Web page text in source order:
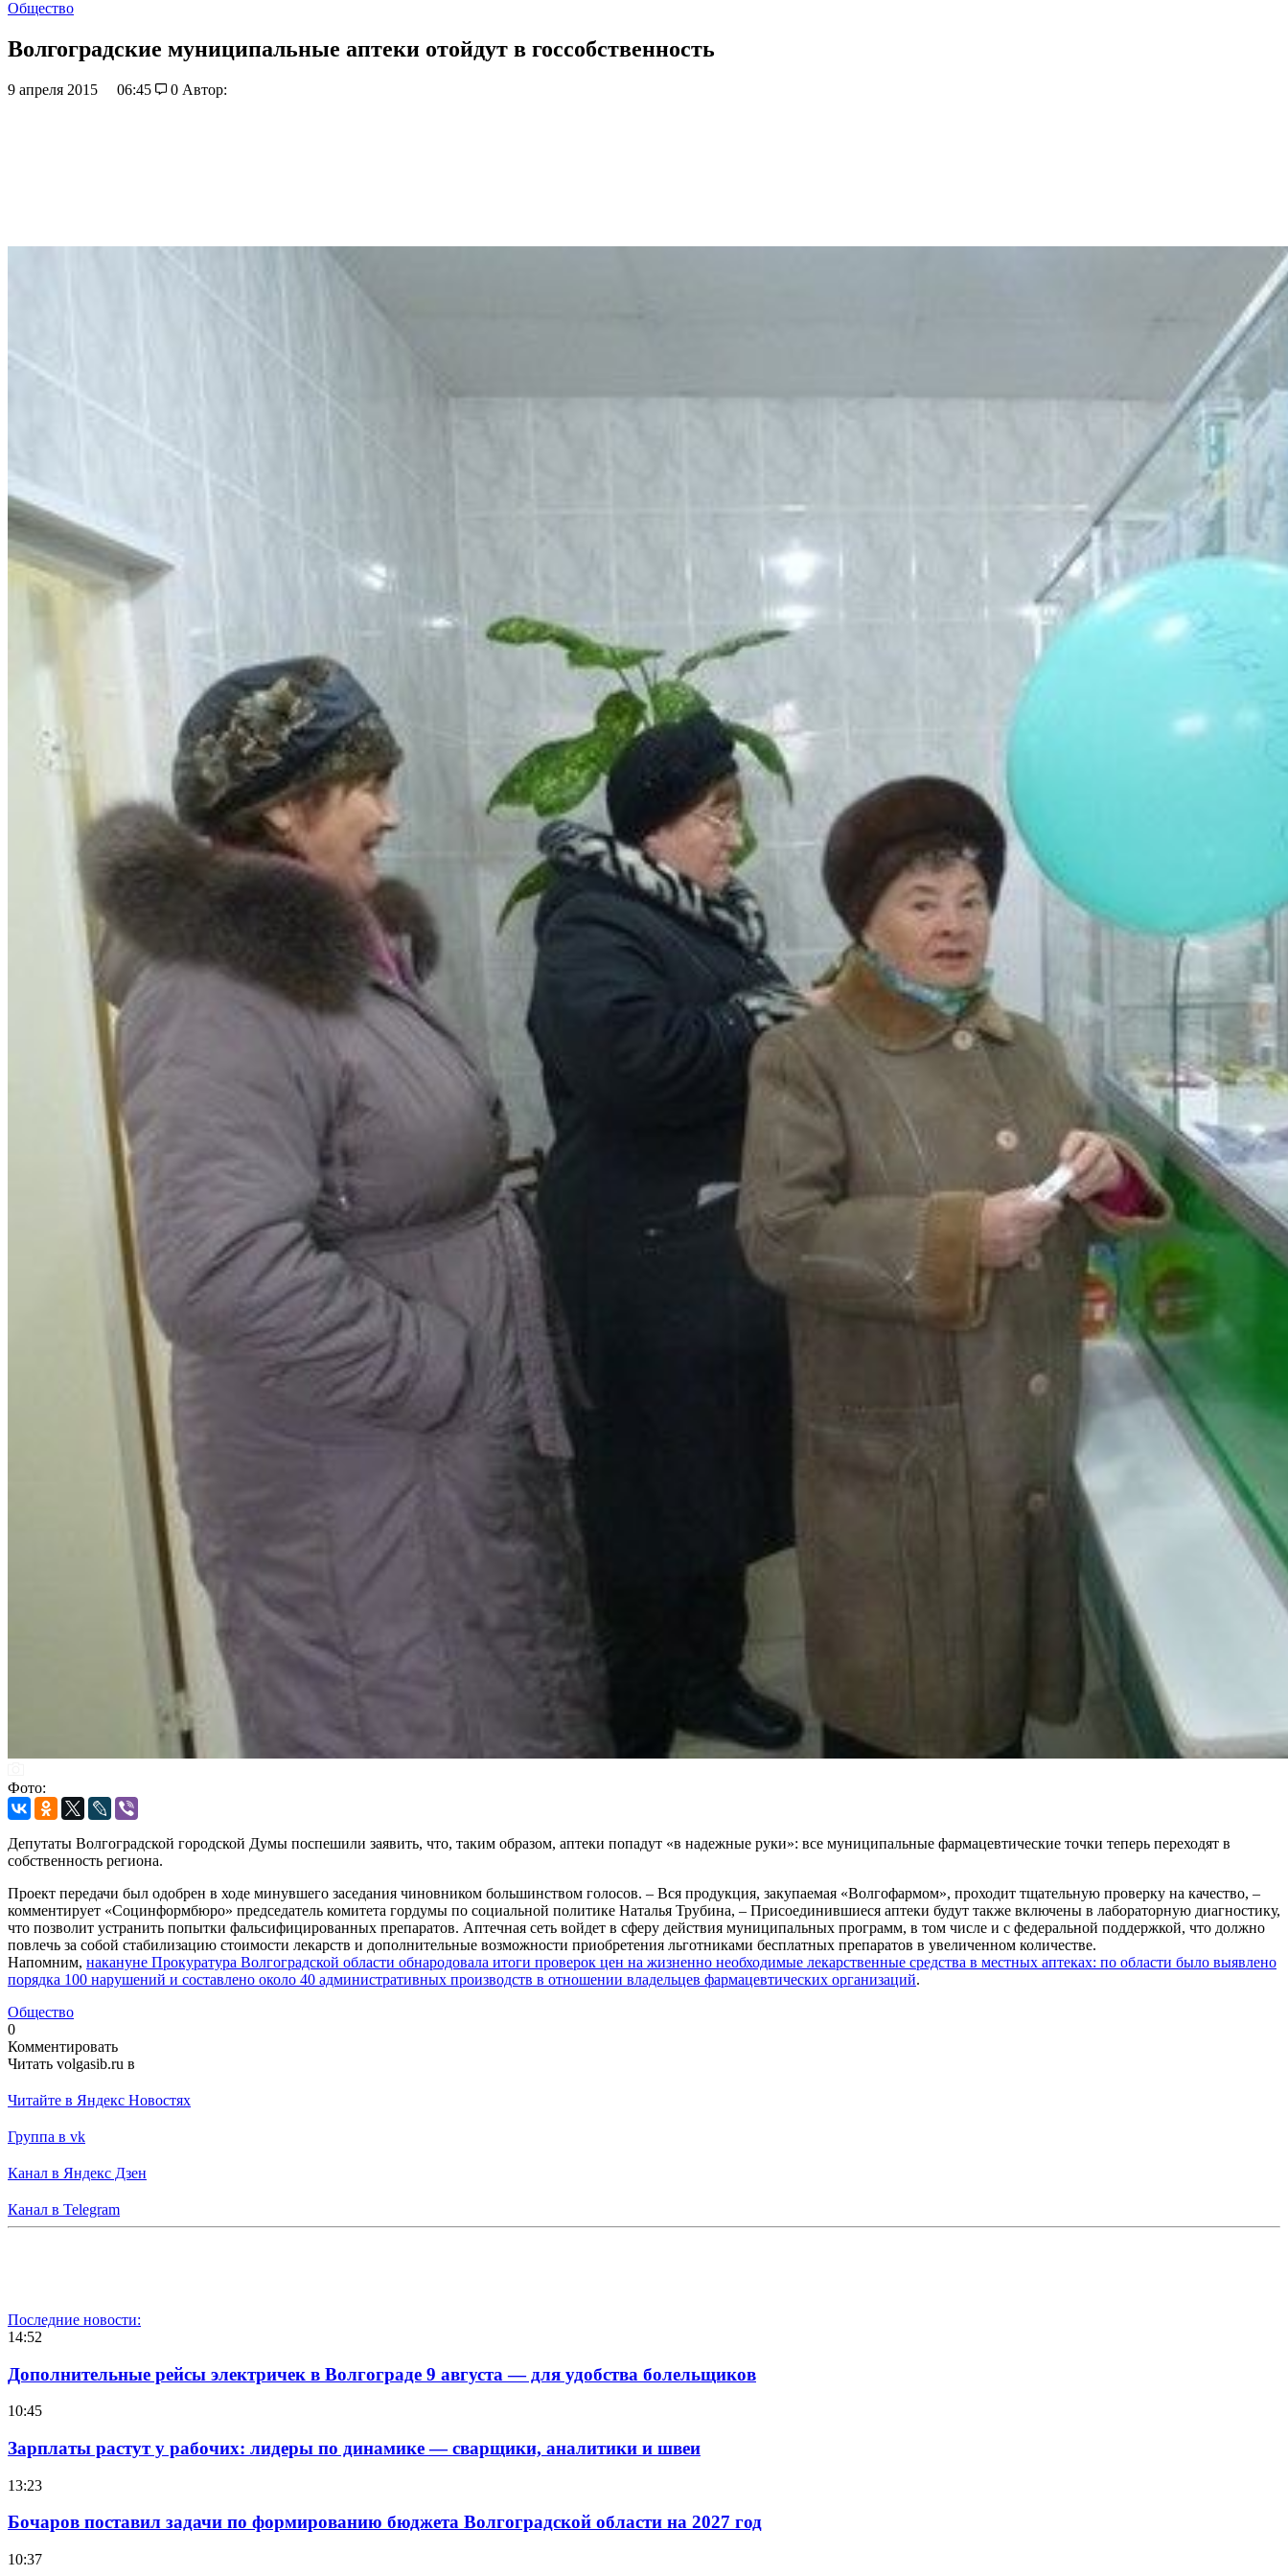
Общество
Волгоградские муниципальные аптеки отойдут в госсобственность
9 апреля 2015 06:45 0 Автор:
Фото:
Депутаты Волгоградской городской Думы поспешили заявить, что, таким образом, аптеки попадут «в надежные руки»: все муниципальные фармацевтические точки теперь переходят в
собственность региона.
Проект передачи был одобрен в ходе минувшего заседания чиновником большинством голосов. – Вся продукция, закупаемая «Волгофармом», проходит тщательную проверку на качество, –
комментирует «Социнформбюро» председатель комитета гордумы по социальной политике Наталья Трубина, – Присоединившиеся аптеки будут также включены в лабораторную диагностику,
что позволит устранить попытки фальсифицированных препаратов. Аптечная сеть войдет в сферу действия муниципальных программ, в том числе и с федеральной поддержкой, что должно
повлечь за собой стабилизацию стоимости лекарств и дополнительные возможности приобретения льготниками бесплатных препаратов в увеличенном количестве.
Напомним, накануне Прокуратура Волгоградской области обнародовала итоги проверок цен на жизненно необходимые лекарственные средства в местных аптеках: по области было выявлено
порядка 100 нарушений и составлено около 40 административных производств в отношении владельцев фармацевтических организаций.
Общество
0
Комментировать
Читать volgasib.ru в
Читайте в Яндекс Новостях
Группа в vk
Канал в Яндекс Дзен
Канал в Telegram
Последние новости:
14:52
Дополнительные рейсы электричек в Волгограде 9 августа — для удобства болельщиков
10:45
Зарплаты растут у рабочих: лидеры по динамике — сварщики, аналитики и швеи
13:23
Бочаров поставил задачи по формированию бюджета Волгоградской области на 2027 год
10:37